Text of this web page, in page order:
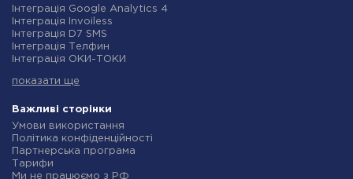
Інтеграція OpenAI (ChatGPT)
Інтеграція Binotel
Інтеграція Prom
Інтеграція Приват24
Інтеграція OLX
Інтеграція SendPulse
Інтеграція Stream Telecom
Інтеграція Google Analytics
Інтеграція Creatio
Інтеграція Ringostat
Інтеграція Google Calendar
Інтеграція Google Analytics 4
Інтеграція Invoiless
Інтеграція D7 SMS
Інтеграція Телфин
Інтеграція ОКИ-ТОКИ
Інтеграція Microsoft Dynamics 365
Інтеграція TxtSync
Інтеграція Wire2Air
Інтеграція Corezoid
Інтеграція Infobip
Інтеграція Instasent
Інтеграція AtomPark
показати ще
Важливі сторінки
Умови використання
Політика конфіденційності
Партнерська програма
Тарифи
Ми не працюємо з РФ